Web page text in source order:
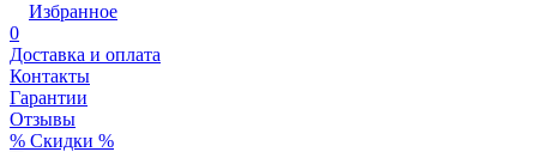
Избранное
0
Доставка и оплата
Контакты
Гарантии
Отзывы
% Скидки %